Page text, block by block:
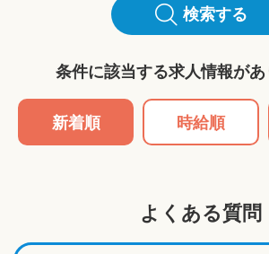
検索する
条件に該当する求人情報があ
新着順 時給順
よくある質問